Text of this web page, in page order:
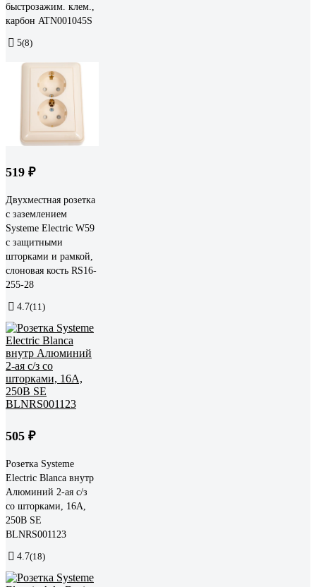
быстрозажим. клем.,
карбон ATN001045S
5(8)
519 ₽
Двухместная розетка
с заземлением
Systeme Electric W59
с защитными
шторками и рамкой,
слоновая кость RS16-
255-28
4.7(11)
505 ₽
Розетка Systeme
Electric Blanca внутр
Алюминий 2-ая с/з
со шторками, 16А,
250В SE
BLNRS001123
4.7(18)